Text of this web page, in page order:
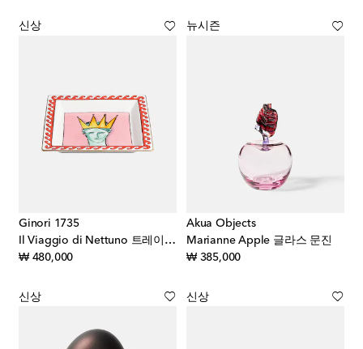
신상
Ginori 1735
Il Viaggio di Nettuno 트레이 by Luke Edward Hall
₩ 480,000original price
뉴시즌
Akua Objects
Marianne Apple 글라스 문진
₩ 385,000original price
신상 신상